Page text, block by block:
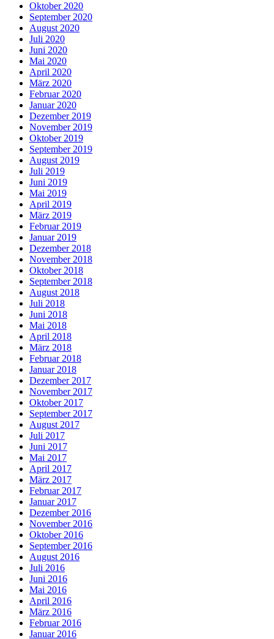
Oktober 2020
September 2020
August 2020
Juli 2020
Juni 2020
Mai 2020
April 2020
März 2020
Februar 2020
Januar 2020
Dezember 2019
November 2019
Oktober 2019
September 2019
August 2019
Juli 2019
Juni 2019
Mai 2019
April 2019
März 2019
Februar 2019
Januar 2019
Dezember 2018
November 2018
Oktober 2018
September 2018
August 2018
Juli 2018
Juni 2018
Mai 2018
April 2018
März 2018
Februar 2018
Januar 2018
Dezember 2017
November 2017
Oktober 2017
September 2017
August 2017
Juli 2017
Juni 2017
Mai 2017
April 2017
März 2017
Februar 2017
Januar 2017
Dezember 2016
November 2016
Oktober 2016
September 2016
August 2016
Juli 2016
Juni 2016
Mai 2016
April 2016
März 2016
Februar 2016
Januar 2016